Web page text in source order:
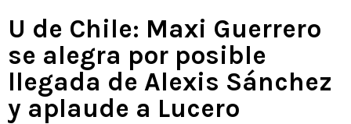
U de Chile: Maxi Guerrero
se alegra por posible
llegada de Alexis Sánchez
y aplaude a Lucero